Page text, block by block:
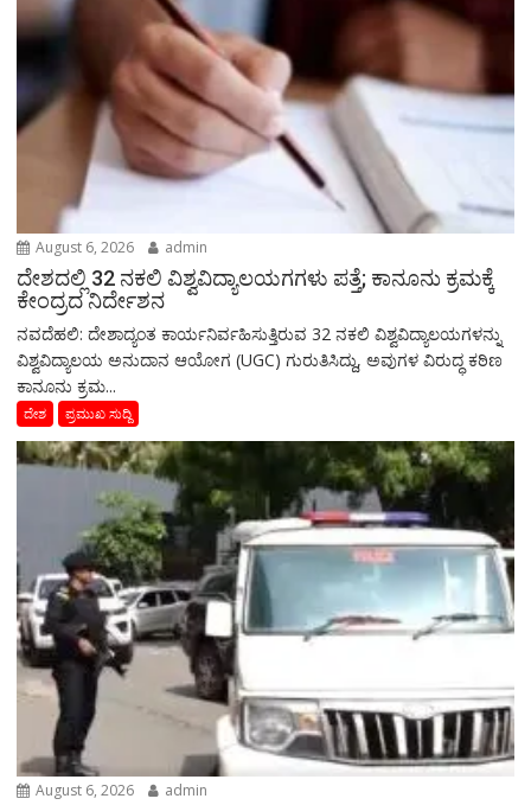
August 6, 2026 admin
ದೇಶದಲ್ಲಿ 32 ನಕಲಿ ವಿಶ್ವವಿದ್ಯಾಲಯಗಗಳು ಪತ್ತೆ; ಕಾನೂನು ಕ್ರಮಕ್ಕೆ
ಕೇಂದ್ರದ ನಿರ್ದೇಶನ
ನವದೆಹಲಿ: ದೇಶಾದ್ಯಂತ ಕಾರ್ಯನಿರ್ವಹಿಸುತ್ತಿರುವ 32 ನಕಲಿ ವಿಶ್ವವಿದ್ಯಾಲಯಗಳನ್ನು
ವಿಶ್ವವಿದ್ಯಾಲಯ ಅನುದಾನ ಆಯೋಗ (UGC) ಗುರುತಿಸಿದ್ದು, ಅವುಗಳ ವಿರುದ್ಧ ಕಠಿಣ
ಕಾನೂನು ಕ್ರಮ...
ದೇಶ ಪ್ರಮುಖ ಸುದ್ದಿ
August 6, 2026 admin